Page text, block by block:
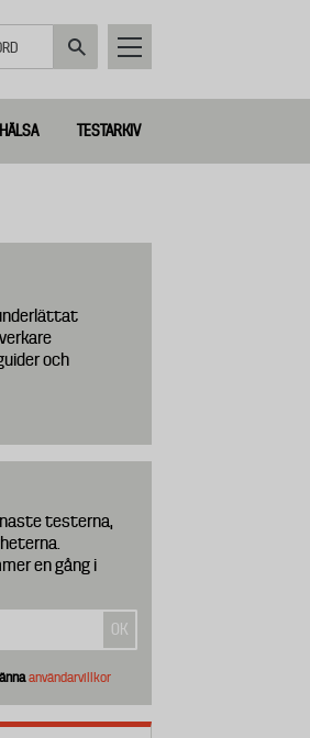
TESTARKIV
och
testerna,
en gång i
användarvillkor